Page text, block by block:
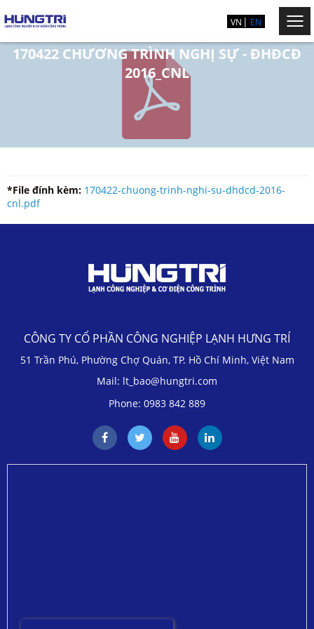
VN EN
170422 CHƯƠNG TRÌNH NGHỊ SỰ - ĐHĐCĐ
2016_CNL
*File đính kèm: 170422-chuong-trinh-nghi-su-dhdcd-2016-
cnl.pdf
CÔNG TY CỔ PHẦN CÔNG NGHIỆP LẠNH HƯNG TRÍ
51 Trần Phú, Phường Chợ Quán, TP. Hồ Chí Minh, Việt Nam
Mail: lt_bao@hungtri.com
Phone: 0983 842 889